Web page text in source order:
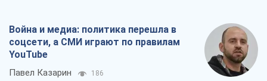
Война и медиа: политика перешла в
соцсети, а СМИ играют по правилам
YouTube
Павел Казарин 186